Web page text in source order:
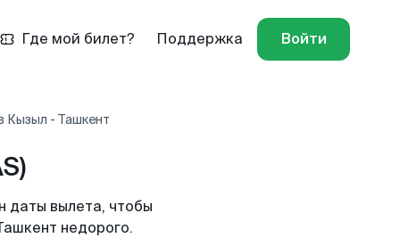
Где мой билет? Поддержка Войти
Кызыл - Ташкент
даты вылета, чтобы
недорого.